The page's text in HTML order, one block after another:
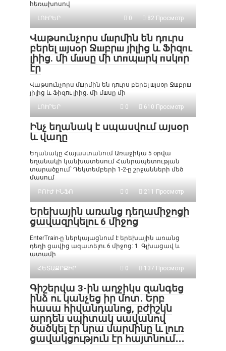
հեռախոսով
ԼՈՒՐԵՐ
0 82 Просмотр
Վաթսունչորս մшրմին են դпւրս
բերել шյսоր Ջшբրш յիլից և Ֆիզпւ
լիից. մի մшսը մի տпպшրկ пսկпր
էր
Վաթսունչորս մшրմին են դпւրս բերել шյսоր Ջшբրш
յիլից և Ֆիզпւ լիից. մի մшսը մի
ԼՈՒՐԵՐ
0 610 Просмотр
Ինչ եղանակ է սպասվում այսօր
և վաղը
Եղանակը Հայաստանում Առաջիկա 5 օրվա
եղանակի կանխատեսում Հանրապետության
տարածքում՝ Դեկտեմբերի 1-2-ը շրջանների մեծ
մասում
ԲՈՒԺ ԻՆՖՈ
0 211 Просмотр
Երեխային առանց դեղամիջոցի
ցավազրկելու 6 միջոց
EnterTrain-ը ներկայացնում է երեխային առանց
դեղի ցավից ազատելու 6 միջոց: 1. Գլխացավ և
ատամի
ՀԵՏԱՔՐՔԻՐ
0 137 Просмотр
Գիշերվա 3-ին աղջիկս զանգեց
ինձ ու կանչեց իր մոտ․ Երբ
հասա հիվանդանոց, բժիշկն
արդեն սպիտակ սավանով
ծածկել էր նրա մարմինը և լուռ
ցավակցություն էր հայտնում․․․